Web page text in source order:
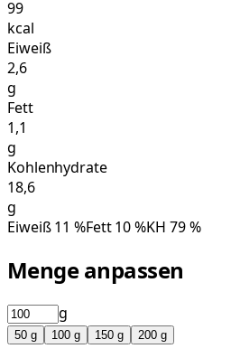
99
kcal
Eiweiß
2,6
g
Fett
1,1
g
Kohlenhydrate
18,6
g
Eiweiß11 %Fett10%KH 79%
Menge anpassen
g
50 g 100 g 150 g 200 g